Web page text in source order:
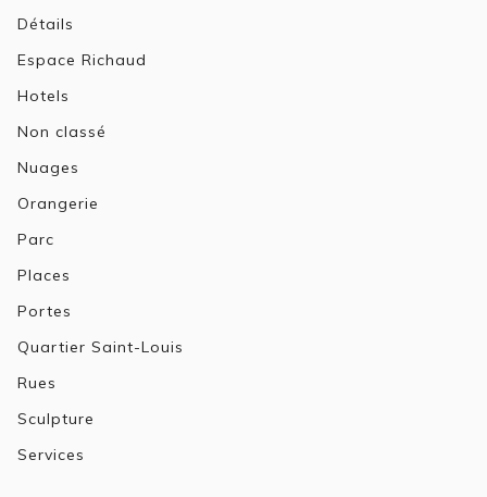
Détails
Espace Richaud
Hotels
Non classé
Nuages
Orangerie
Parc
Places
Portes
Quartier Saint-Louis
Rues
Sculpture
Services